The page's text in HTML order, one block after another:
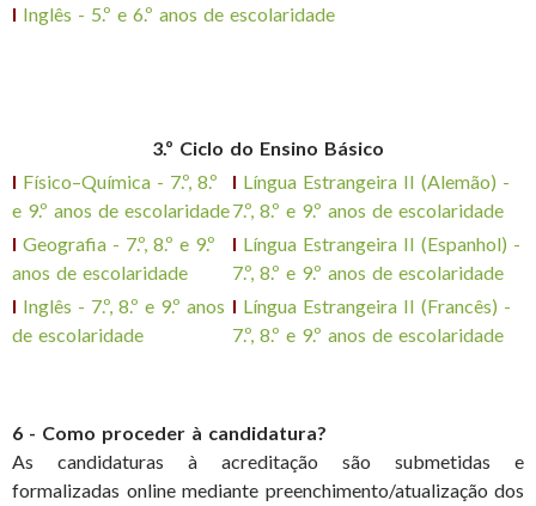
l Inglês - 5.º e 6.º anos de escolaridade
3.º Ciclo do Ensino Básico
l Físico–Química - 7.º, 8.º
e 9.º anos de escolaridade
l Língua Estrangeira II (Alemão) -
7.º, 8.º e 9.º anos de escolaridade
l Geografia - 7.º, 8.º e 9.º
anos de escolaridade
l Língua Estrangeira II (Espanhol) -
7.º, 8.º e 9.º anos de escolaridade
l Inglês - 7.º, 8.º e 9.º anos
de escolaridade
l Língua Estrangeira II (Francês) -
7.º, 8.º e 9.º anos de escolaridade
6 - Como proceder à candidatura?
As candidaturas à acreditação são submetidas e
formalizadas online mediante preenchimento/atualização dos